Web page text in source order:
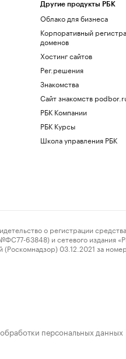
Другие продукты РБК
Облако для бизнеса
Корпоративный
доменов
Хостинг сайтов
Рег.решения
Знакомства
Сайт знакомств
РБК Компании
РБК Курсы
Школа управления РБК
о регистрации
63848) и сетевого издания
(Роскомнадзор) 03.12.2021 за
персональных данных